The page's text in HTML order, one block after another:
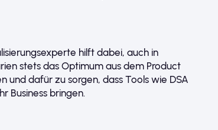
hilft dabei, auch in
stets das Optimum aus dem Product
und dafür zu sorgen, dass Tools wie DSA
Business bringen.